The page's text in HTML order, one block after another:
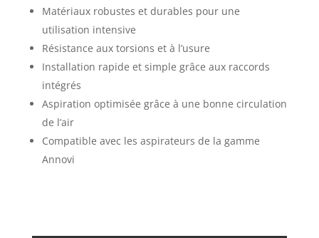
Matériaux robustes et durables pour une
utilisation intensive
Résistance aux torsions et à l’usure
Installation rapide et simple grâce aux raccords
intégrés
Aspiration optimisée grâce à une bonne circulation
de l’air
Compatible avec les aspirateurs de la gamme
Annovi